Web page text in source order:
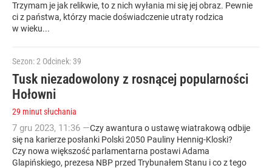
Trzymam je jak relikwie, to z nich wyłania mi się jej obraz. Pewnie
ci z państwa, którzy macie doświadczenie utraty rodzica
w wieku...
Sezon: 2 Odcinek: 39
Tusk niezadowolony z rosnącej popularności
Hołowni
29 minut słuchania
7 gru 2023, 11:36 —Czy awantura o ustawę wiatrakową odbije
się na karierze posłanki Polski 2050 Pauliny Hennig-Kloski?
Czy nowa większość parlamentarna postawi Adama
Glapińskiego, prezesa NBP przed Trybunałem Stanu i co z tego